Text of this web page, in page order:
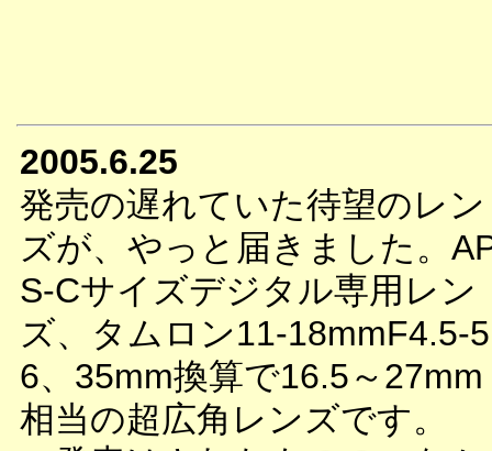
2005.6.25
発売の遅れていた待望のレン
ズが、やっと届きました。
S-Cサイズデジタル専用レン
ズ、タムロン11-18mmF4.5-
6、35mm換算で16.5～27mm
相当の超広角レンズです。